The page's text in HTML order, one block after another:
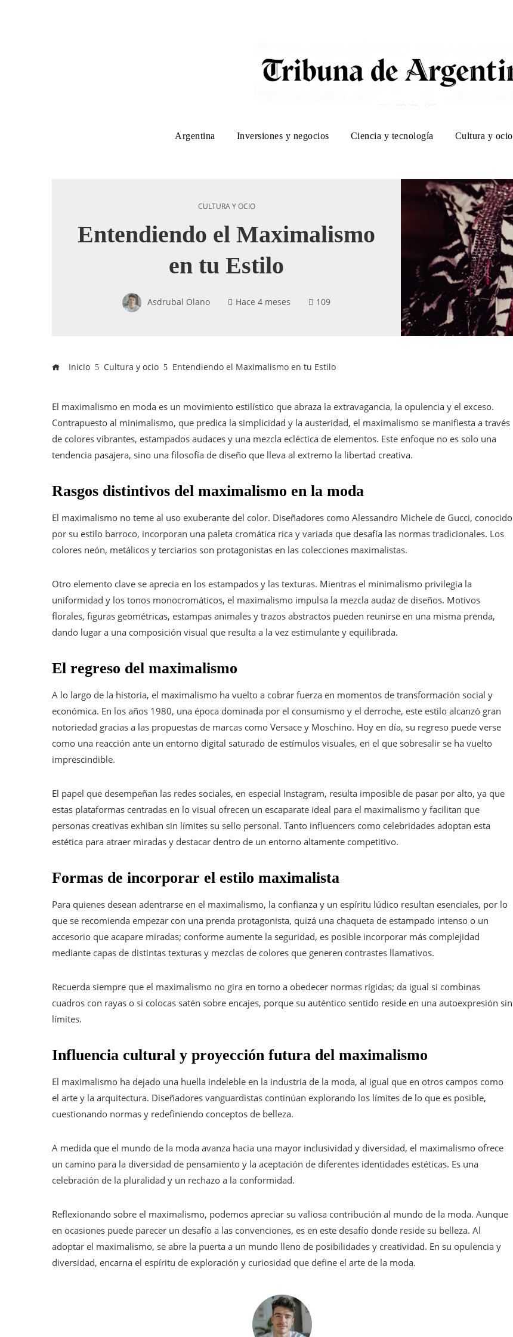
Argentina Inversiones y negocios Ciencia y tecnología Cultura y ocio
CULTURA Y OCIO
Entendiendo el Maximalismo
en tu Estilo
Asdrubal Olano Hace 4 meses 109
Inicio Cultura y ocio Entendiendo el Maximalismo en tu Estilo
El maximalismo en moda es un movimiento estilístico que abraza la extravagancia, la opulencia y el exceso.
Contrapuesto al minimalismo, que predica la simplicidad y la austeridad, el maximalismo se manifiesta a través
de colores vibrantes, estampados audaces y una mezcla ecléctica de elementos. Este enfoque no es solo una
tendencia pasajera, sino una filosofía de diseño que lleva al extremo la libertad creativa.
Rasgos distintivos del maximalismo en la moda
El maximalismo no teme al uso exuberante del color. Diseñadores como Alessandro Michele de Gucci, conocido
por su estilo barroco, incorporan una paleta cromática rica y variada que desafía las normas tradicionales. Los
colores neón, metálicos y terciarios son protagonistas en las colecciones maximalistas.
Otro elemento clave se aprecia en los estampados y las texturas. Mientras el minimalismo privilegia la
uniformidad y los tonos monocromáticos, el maximalismo impulsa la mezcla audaz de diseños. Motivos
florales, figuras geométricas, estampas animales y trazos abstractos pueden reunirse en una misma prenda,
dando lugar a una composición visual que resulta a la vez estimulante y equilibrada.
El regreso del maximalismo
A lo largo de la historia, el maximalismo ha vuelto a cobrar fuerza en momentos de transformación social y
económica. En los años 1980, una época dominada por el consumismo y el derroche, este estilo alcanzó gran
notoriedad gracias a las propuestas de marcas como Versace y Moschino. Hoy en día, su regreso puede verse
como una reacción ante un entorno digital saturado de estímulos visuales, en el que sobresalir se ha vuelto
imprescindible.
El papel que desempeñan las redes sociales, en especial Instagram, resulta imposible de pasar por alto, ya que
estas plataformas centradas en lo visual ofrecen un escaparate ideal para el maximalismo y facilitan que
personas creativas exhiban sin límites su sello personal. Tanto influencers como celebridades adoptan esta
estética para atraer miradas y destacar dentro de un entorno altamente competitivo.
Formas de incorporar el estilo maximalista
Para quienes desean adentrarse en el maximalismo, la confianza y un espíritu lúdico resultan esenciales, por lo
que se recomienda empezar con una prenda protagonista, quizá una chaqueta de estampado intenso o un
accesorio que acapare miradas; conforme aumente la seguridad, es posible incorporar más complejidad
mediante capas de distintas texturas y mezclas de colores que generen contrastes llamativos.
Recuerda siempre que el maximalismo no gira en torno a obedecer normas rígidas; da igual si combinas
cuadros con rayas o si colocas satén sobre encajes, porque su auténtico sentido reside en una autoexpresión sin
límites.
Influencia cultural y proyección futura del maximalismo
El maximalismo ha dejado una huella indeleble en la industria de la moda, al igual que en otros campos como
el arte y la arquitectura. Diseñadores vanguardistas continúan explorando los límites de lo que es posible,
cuestionando normas y redefiniendo conceptos de belleza.
A medida que el mundo de la moda avanza hacia una mayor inclusividad y diversidad, el maximalismo ofrece
un camino para la diversidad de pensamiento y la aceptación de diferentes identidades estéticas. Es una
celebración de la pluralidad y un rechazo a la conformidad.
Reflexionando sobre el maximalismo, podemos apreciar su valiosa contribución al mundo de la moda. Aunque
en ocasiones puede parecer un desafío a las convenciones, es en este desafío donde reside su belleza. Al
adoptar el maximalismo, se abre la puerta a un mundo lleno de posibilidades y creatividad. En su opulencia y
diversidad, encarna el espíritu de exploración y curiosidad que define el arte de la moda.